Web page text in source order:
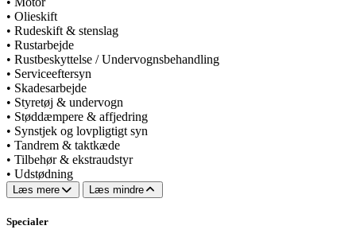
• Olieskift
• Rudeskift & stenslag
• Rustarbejde
• Rustbeskyttelse / Undervognsbehandling
• Serviceeftersyn
• Skadesarbejde
• Styretøj & undervogn
• Støddæmpere & affjedring
• Synstjek og lovpligtigt syn
• Tandrem & taktkæde
• Tilbehør & ekstraudstyr
• Udstødning
Læs mere Læs mindre
Specialer